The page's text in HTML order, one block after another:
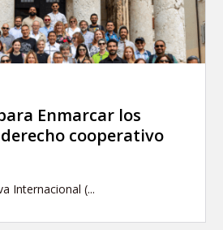
Enmarcar los
cooperativo
Internacional (...